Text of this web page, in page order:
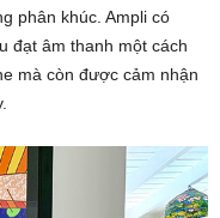
phân khúc. Ampli có
đạt âm thanh một cách
mà còn được cảm nhận